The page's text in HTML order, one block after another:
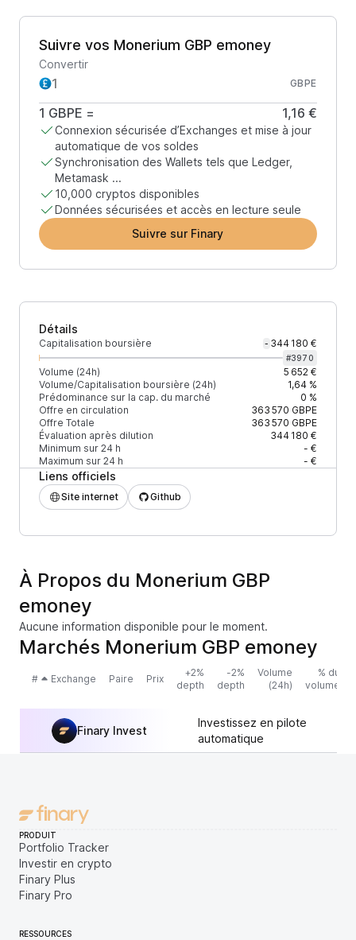
Suivre vos Monerium GBP emoney
Convertir
GBPE
1 GBPE = 1,16 €
Connexion sécurisée d’Exchanges et mise à jour
automatique de vos soldes
Synchronisation des Wallets tels que Ledger,
Metamask ...
10,000 cryptos disponibles
Données sécurisées et accès en lecture seule
Suivre sur Finary
Détails
Capitalisation boursière - 344 180 €
#3970
Volume (24h)
5 652 €
Volume/Capitalisation boursière (24h)
1,64 %
Prédominance sur la cap. du marché
0 %
Offre en circulation
363 570 GBPE
Offre Totale
363 570 GBPE
Évaluation après dilution
344 180 €
Minimum sur 24 h
- €
Maximum sur 24 h
- €
Liens officiels
Site internet Github
À Propos du Monerium GBP
emoney
Aucune information disponible pour le moment.
Marchés Monerium GBP emoney
# Exchange Paire Prix
+2%
depth
-2%
depth
Volume
(24h)
% du
volume
Finary Invest
Investissez en pilote
automatique
PRODUIT
Portfolio Tracker
Investir en crypto
Finary Plus
Finary Pro
RESSOURCES